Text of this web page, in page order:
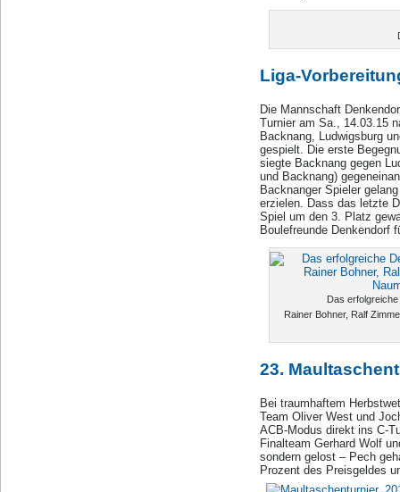
Liga-
Die Mannschaft
Turnier am Sa., 14.03.15
Backnang, Ludwigsburg
gespielt. Die erste
siegte Backnang gegen
und Backnang)
Backnanger Spieler
erzielen. Dass das letzte
Spiel um den 3. Platz
Boulefreunde Denkendorf
Das
Rainer Bohner, Ralf
23.
Bei traumhaftem
Team Oliver West und
ACB-Modus direkt ins C-
Finalteam Gerhard Wolf
sondern gelost – Pech
Prozent des Preisgeldes